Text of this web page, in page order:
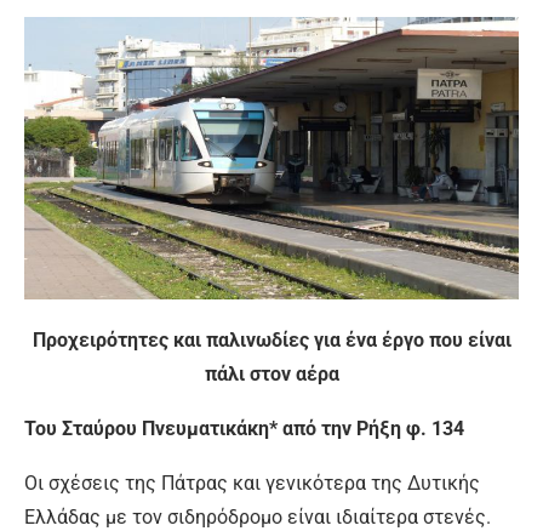
Προχειρότητες και παλινωδίες για ένα έργο που είναι
πάλι στον αέρα
Του Σταύρου Πνευματικάκη* από την Ρήξη φ. 134
Οι σχέσεις της Πάτρας και γενικότερα της Δυτικής
Ελλάδας με τον σιδηρόδρομο είναι ιδιαίτερα στενές.